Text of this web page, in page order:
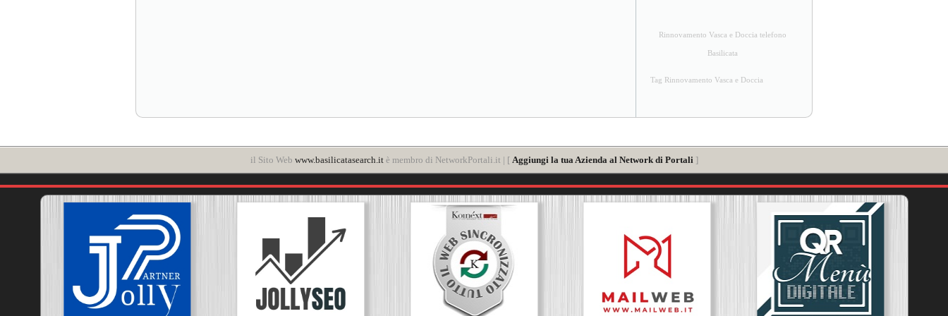
Rinnovamento Vasca e Doccia telefono
Basilicata
Tag Rinnovamento Vasca e Doccia
il Sito Web www.basilicatasearch.itè membro di NetworkPortali.it | [ Aggiungi la tua Azienda al Network di Portali ]